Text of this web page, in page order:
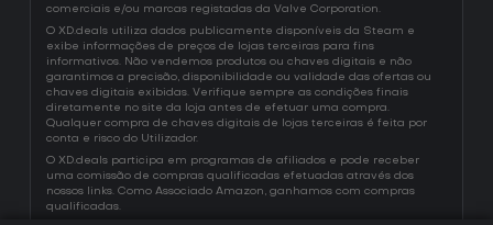
comerciais e/ou marcas registadas da Valve Corporation.
O XD.deals utiliza dados publicamente disponíveis da Steam e
exibe informações de preços de lojas terceiras para fins
informativos. Não vendemos produtos ou chaves digitais e não
garantimos a precisão, disponibilidade ou validade das ofertas ou
chaves digitais exibidas. Verifique sempre as condições finais
diretamente no site da loja antes de efetuar uma compra.
Qualquer compra de chaves digitais de lojas terceiras é feita por
conta e risco do Utilizador.
O XD.deals participa em programas de afiliados e pode receber
uma comissão de compras qualificadas efetuadas através dos
nossos links. Como Associado Amazon, ganhamos com compras
qualificadas.